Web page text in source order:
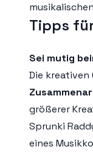
Tipps
Sei mutig
Die
größerer
Sprunki
eines